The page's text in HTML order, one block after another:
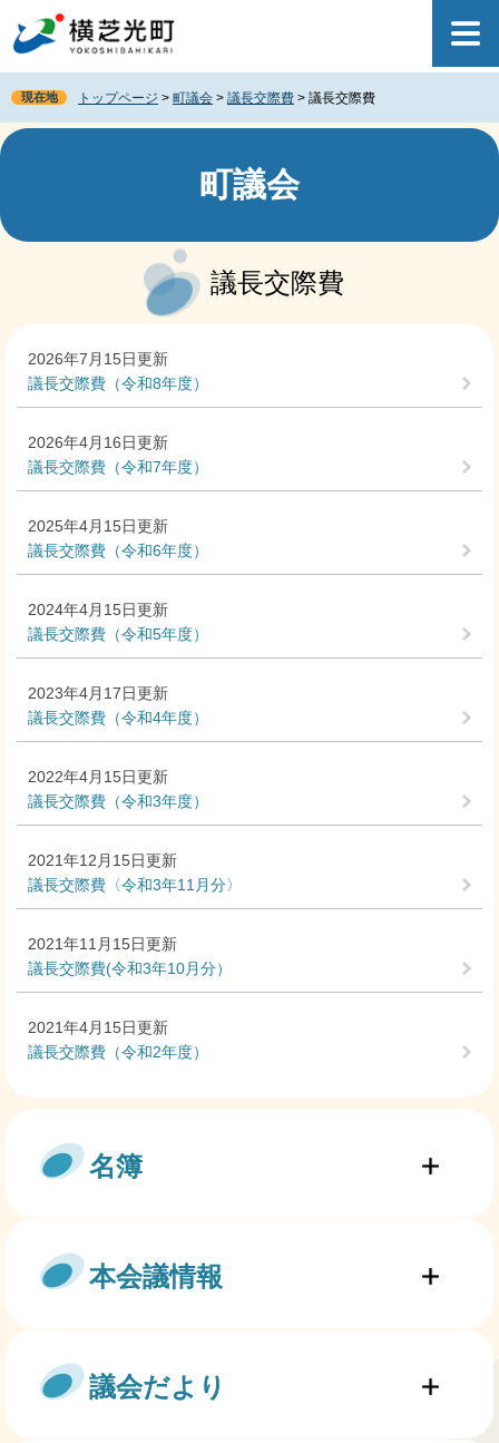
ジ
先
頭
で
ュ
を
飛
ば
本
現在地 トップページ > 町議会 > 議長交際費 > 議長交際費
町議会
議長交際費
2026年7月15日更新
議長交際費（令和8年度）
2026年4月16日更新
議長交際費（令和7年度）
2025年4月15日更新
議長交際費（令和6年度）
2024年4月15日更新
議長交際費（令和5年度）
2023年4月17日更新
議長交際費（令和4年度）
2022年4月15日更新
議長交際費（令和3年度）
2021年12月15日更新
議長交際費〈令和3年11月分〉
2021年11月15日更新
議長交際費(令和3年10月分）
2021年4月15日更新
議長交際費（令和2年度）
名簿
本会議情報
議会だより